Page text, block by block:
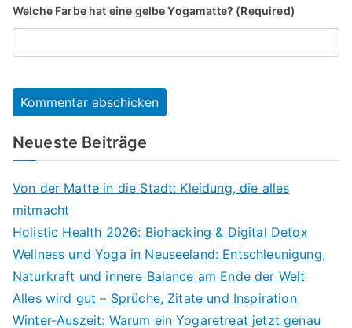
Welche Farbe hat eine gelbe Yogamatte? (Required)
Neueste Beiträge
Von der Matte in die Stadt: Kleidung, die alles
mitmacht
Holistic Health 2026: Biohacking & Digital Detox
Wellness und Yoga in Neuseeland: Entschleunigung,
Naturkraft und innere Balance am Ende der Welt
Alles wird gut – Sprüche, Zitate und Inspiration
Winter-Auszeit: Warum ein Yogaretreat jetzt genau